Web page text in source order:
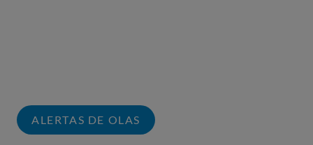
ALERTAS DE OLAS